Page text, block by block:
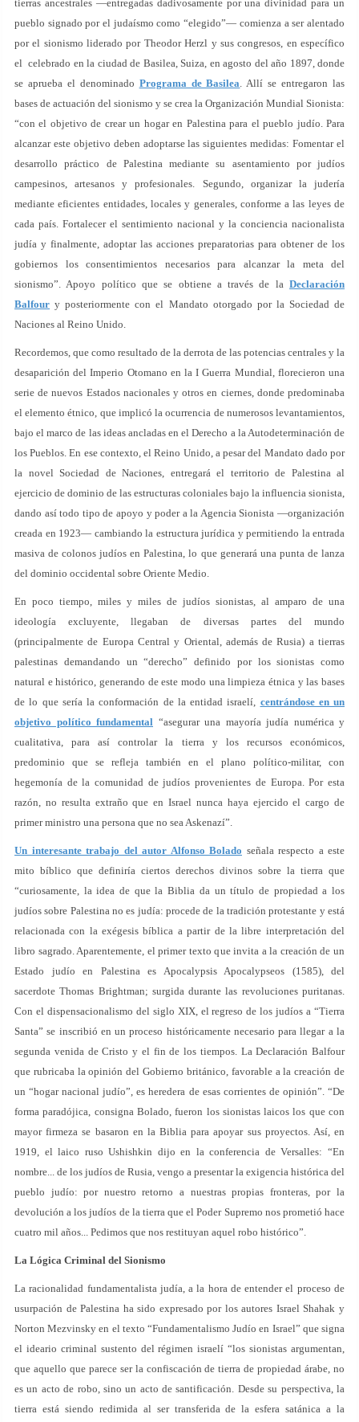
tierras ancestrales —entregadas dadivosamente por una divinidad para un
pueblo signado por el judaísmo como “elegido”— comienza a ser alentado
por el sionismo liderado por Theodor Herzl y sus congresos, en específico
el celebrado en la ciudad de Basilea, Suiza, en agosto del año 1897, donde
se aprueba el denominado Programa de Basilea. Allí se entregaron las
bases de actuación del sionismo y se crea la Organización Mundial Sionista:
“con el objetivo de crear un hogar en Palestina para el pueblo judío. Para
alcanzar este objetivo deben adoptarse las siguientes medidas: Fomentar el
desarrollo práctico de Palestina mediante su asentamiento por judíos
campesinos, artesanos y profesionales. Segundo, organizar la judería
mediante eficientes entidades, locales y generales, conforme a las leyes de
cada país. Fortalecer el sentimiento nacional y la conciencia nacionalista
judía y finalmente, adoptar las acciones preparatorias para obtener de los
gobiernos los consentimientos necesarios para alcanzar la meta del
sionismo”. Apoyo político que se obtiene a través de la Declaración
Balfour y posteriormente con el Mandato otorgado por la Sociedad de
Naciones al Reino Unido.
Recordemos, que como resultado de la derrota de las potencias centrales y la
desaparición del Imperio Otomano en la I Guerra Mundial, florecieron una
serie de nuevos Estados nacionales y otros en ciernes, donde predominaba
el elemento étnico, que implicó la ocurrencia de numerosos levantamientos,
bajo el marco de las ideas ancladas en el Derecho a la Autodeterminación de
los Pueblos. En ese contexto, el Reino Unido, a pesar del Mandato dado por
la novel Sociedad de Naciones, entregará el territorio de Palestina al
ejercicio de dominio de las estructuras coloniales bajo la influencia sionista,
dando así todo tipo de apoyo y poder a la Agencia Sionista —organización
creada en 1923— cambiando la estructura jurídica y permitiendo la entrada
masiva de colonos judíos en Palestina, lo que generará una punta de lanza
del dominio occidental sobre Oriente Medio.
En poco tiempo, miles y miles de judíos sionistas, al amparo de una
ideología excluyente, llegaban de diversas partes del mundo
(principalmente de Europa Central y Oriental, además de Rusia) a tierras
palestinas demandando un “derecho” definido por los sionistas como
natural e histórico, generando de este modo una limpieza étnica y las bases
de lo que sería la conformación de la entidad israelí, centrándose en un
objetivo político fundamental “asegurar una mayoría judía numérica y
cualitativa, para así controlar la tierra y los recursos económicos,
predominio que se refleja también en el plano político-militar, con
hegemonía de la comunidad de judíos provenientes de Europa. Por esta
razón, no resulta extraño que en Israel nunca haya ejercido el cargo de
primer ministro una persona que no sea Askenazí”.
Un interesante trabajo del autor Alfonso Bolado señala respecto a este
mito bíblico que definiría ciertos derechos divinos sobre la tierra que
“curiosamente, la idea de que la Biblia da un título de propiedad a los
judíos sobre Palestina no es judía: procede de la tradición protestante y está
relacionada con la exégesis bíblica a partir de la libre interpretación del
libro sagrado. Aparentemente, el primer texto que invita a la creación de un
Estado judío en Palestina es Apocalypsis Apocalypseos (1585), del
sacerdote Thomas Brightman; surgida durante las revoluciones puritanas.
Con el dispensacionalismo del siglo XIX, el regreso de los judíos a “Tierra
Santa” se inscribió en un proceso históricamente necesario para llegar a la
segunda venida de Cristo y el fin de los tiempos. La Declaración Balfour
que rubricaba la opinión del Gobierno británico, favorable a la creación de
un “hogar nacional judío”, es heredera de esas corrientes de opinión”. “De
forma paradójica, consigna Bolado, fueron los sionistas laicos los que con
mayor firmeza se basaron en la Biblia para apoyar sus proyectos. Así, en
1919, el laico ruso Ushishkin dijo en la conferencia de Versalles: “En
nombre... de los judíos de Rusia, vengo a presentar la exigencia histórica del
pueblo judío: por nuestro retorno a nuestras propias fronteras, por la
devolución a los judíos de la tierra que el Poder Supremo nos prometió hace
cuatro mil años... Pedimos que nos restituyan aquel robo histórico”.
La Lógica Criminal del Sionismo
La racionalidad fundamentalista judía, a la hora de entender el proceso de
usurpación de Palestina ha sido expresado por los autores Israel Shahak y
Norton Mezvinsky en el texto “Fundamentalismo Judío en Israel” que signa
el ideario criminal sustento del régimen israelí “los sionistas argumentan,
que aquello que parece ser la confiscación de tierra de propiedad árabe, no
es un acto de robo, sino un acto de santificación. Desde su perspectiva, la
tierra está siendo redimida al ser transferida de la esfera satánica a la